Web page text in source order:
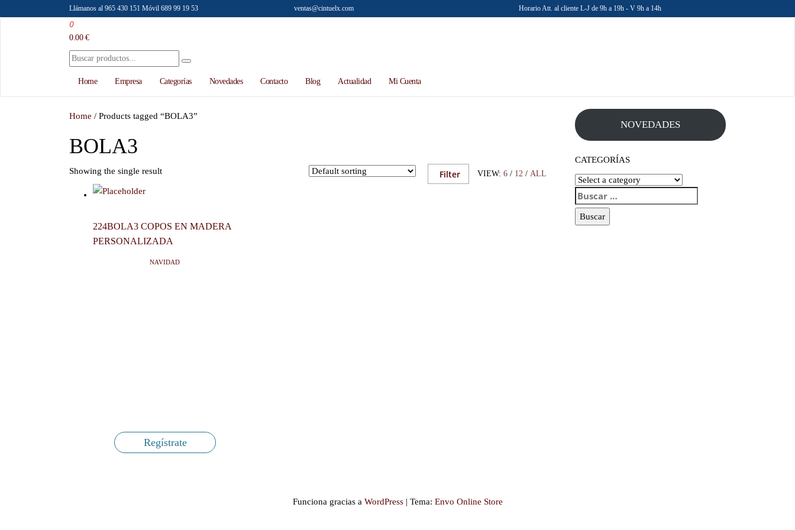
al
Llámanos al 965 430 151 Móvil 689 99 19 53 ventas@cintuelx.com Horario Att. al cliente L-J de 9h a 19h - V 9h a 14h
Emilio Faraoni
Venta al por mayor de accesorios de moda
0
0.00 €
Home Empresa Categorías Novedades Contacto Blog Actualidad Mi Cuenta
Home / Products tagged “BOLA3”
BOLA3
VIEW: 6 / 12 / ALL
Filter
Showing the single result
224BOLA3 COPOS EN MADERA
PERSONALIZADA
NAVIDAD
Regístrate
NOVEDADES
CATEGORÍAS
BUSCAR:
Funciona gracias a WordPress | Tema: Envo Online Store